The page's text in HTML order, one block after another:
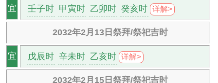
宜 壬子时 甲寅时 乙卯时 癸亥时 详解>
2032年2月13日祭拜/祭祀吉时
宜 戊辰时 辛未时 乙亥时 详解>
2032年2月15日祭拜/祭祀吉时